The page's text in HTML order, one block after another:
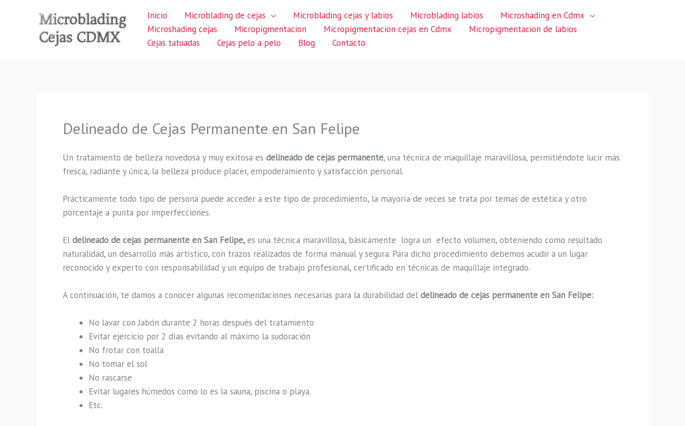
Inicio Microblading de cejas Microblading cejas y labios Microblading labios
Microshading en Cdmx
Microshading cejas
Micropigmentacion Micropigmentacion cejas en Cdmx
Micropigmentacion de labios
Cejas tatuadas
Cejas pelo a pelo Blog Contacto
Delineado de Cejas Permanente en San Felipe
Un tratamiento de belleza novedosa y muy exitosa es delineado de cejas permanente, una técnica de maquillaje maravillosa, permitiéndote lucir más
fresca, radiante y única, la belleza produce placer, empoderamiento y satisfacción personal.
Prácticamente todo tipo de persona puede acceder a este tipo de procedimiento, la mayoría de veces se trata por temas de estética y otro
porcentaje a punta por imperfecciones.
El delineado de cejas permanente en San Felipe,es una técnica maravillosa, básicamente logra un efecto volumen, obteniendo como resultado
naturalidad, un desarrollo más artístico, con trazos realizados de forma manual y segura. Para dicho procedimiento debemos acudir a un lugar
reconocido y experto con responsabilidad y un equipo de trabajo profesional, certificado en técnicas de maquillaje integrado.
A continuación, te damos a conocer algunas recomendaciones necesarias para la durabilidad del delineado de cejas permanente en San Felipe:
No lavar con Jabón durante 2 horas después del tratamiento
Evitar ejercicio por 2 días evitando al máximo la sudoración
No frotar con toalla
No tomar el sol
No rascarse
Evitar lugares húmedos como lo es la sauna, piscina o playa.
Etc.